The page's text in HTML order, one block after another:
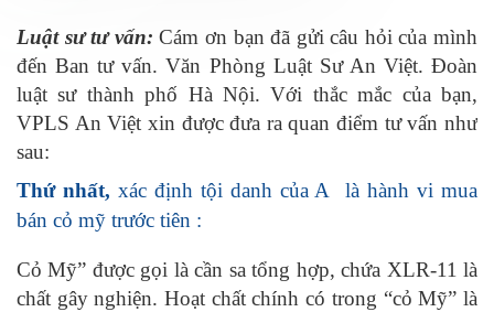
Luật sư tư vấn: Cám ơn bạn đã gửi câu hỏi của mình
đến Ban tư vấn. Văn Phòng Luật Sư An Việt. Đoàn
luật sư thành phố Hà Nội. Với thắc mắc của bạn,
VPLS An Việt xin được đưa ra quan điểm tư vấn như
sau:
Thứ nhất, xác định tội danh của A là hành vi mua
bán cỏ mỹ trước tiên :
Cỏ Mỹ” được gọi là cần sa tổng hợp, chứa XLR-11 là
chất gây nghiện. Hoạt chất chính có trong “cỏ Mỹ” là